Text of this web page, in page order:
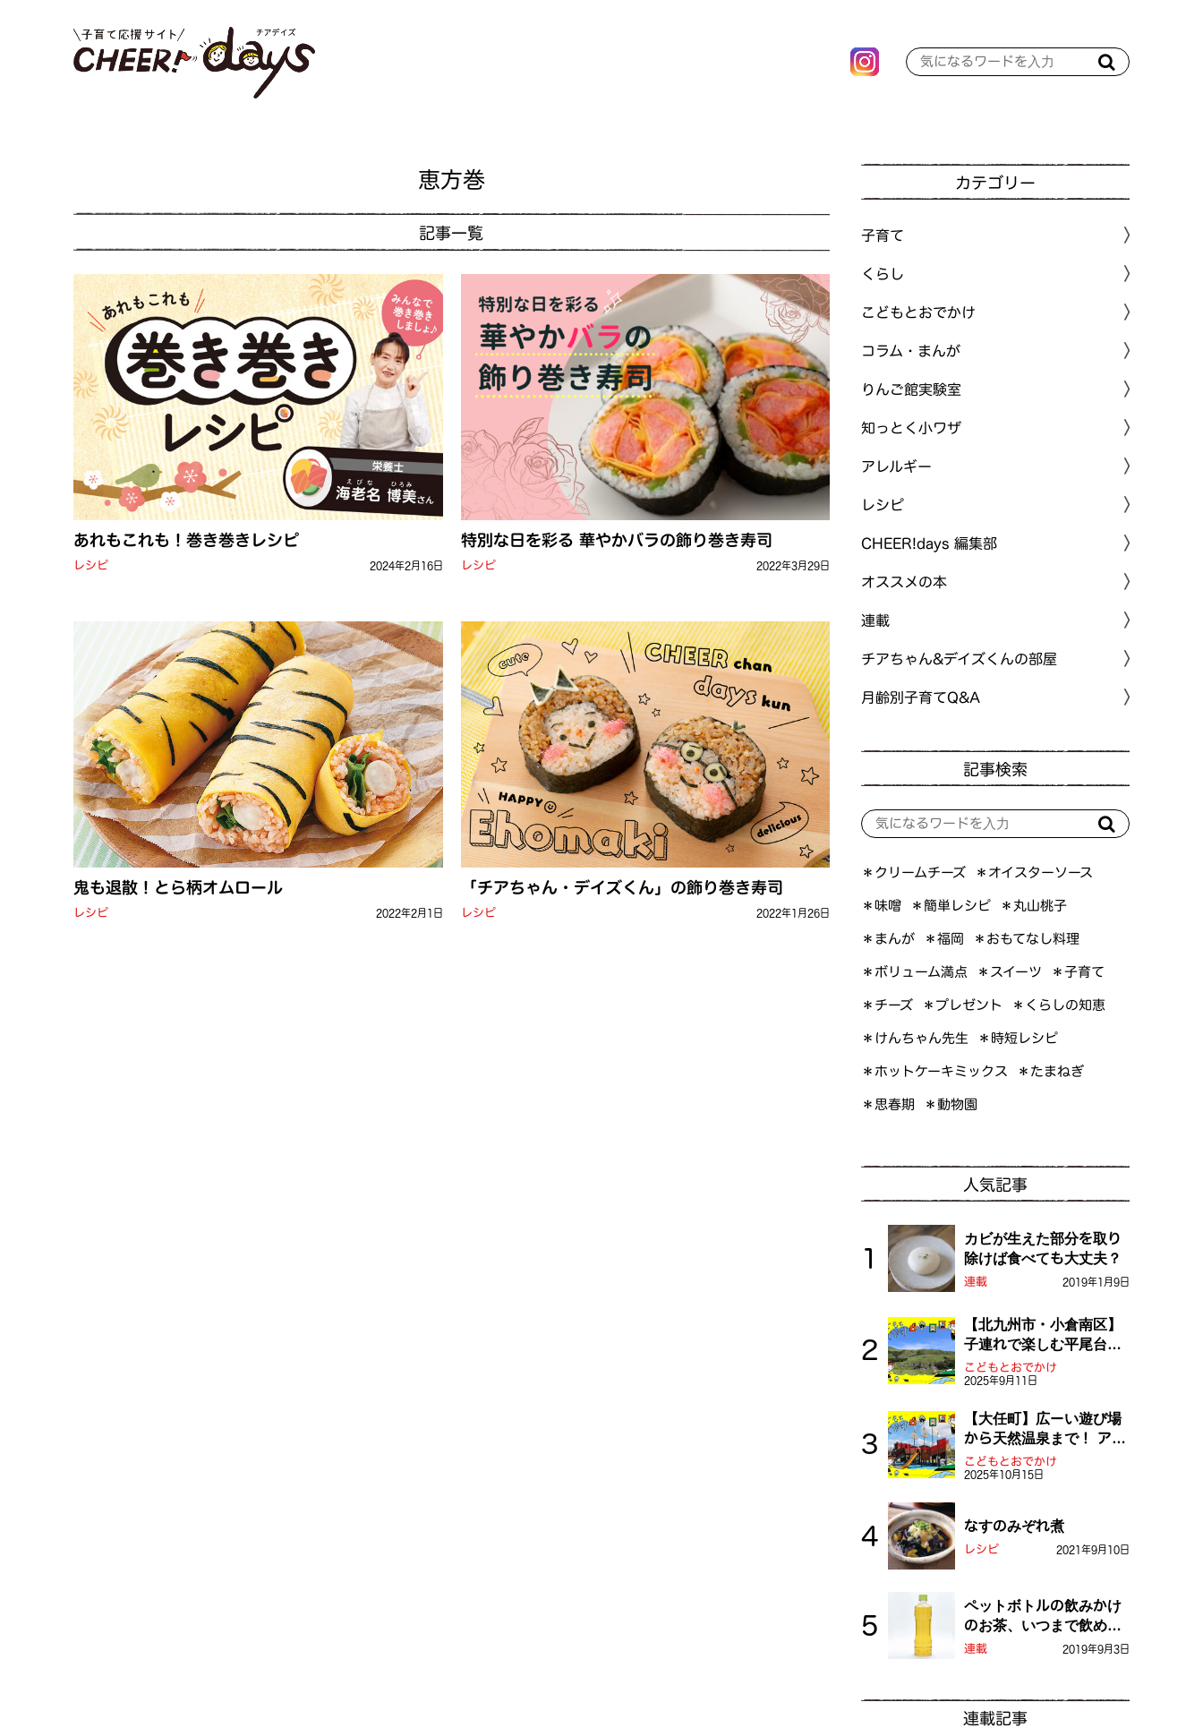
恵方巻
記事一覧
あれもこれも！巻き巻きレシピ
レシピ 2024年2月16日
特別な日を彩る 華やかバラの飾り巻き寿司
レシピ 2022年3月29日
鬼も退散！とら柄オムロール
レシピ 2022年2月1日
「チアちゃん・デイズくん」の飾り巻き寿司
レシピ 2022年1月26日
カテゴリー
子育て
くらし
こどもとおでかけ
コラム・まんが
りんご館実験室
知っとく小ワザ
アレルギー
レシピ
CHEER!days 編集部
オススメの本
連載
チアちゃん&デイズくんの部屋
月齢別子育てQ&A
記事検索
＊クリームチーズ ＊オイスターソース
＊味噌 ＊簡単レシピ ＊丸山桃子
＊まんが ＊福岡 ＊おもてなし料理
＊ボリューム満点 ＊スイーツ ＊子育て
＊チーズ ＊プレゼント ＊くらしの知恵
＊けんちゃん先生 ＊時短レシピ
＊ホットケーキミックス ＊たまねぎ
＊思春期 ＊動物園
人気記事
カビが生えた部分を取り
除けば食べても大丈夫？
連載 2019年1月9日
【北九州市・小倉南区】
子連れで楽しむ平尾台！
ふしぎな草原や千仏鍾乳
洞を探検しよう！
こどもとおでかけ
2025年9月11日
【大任町】広ーい遊び場
から天然温泉まで！ アミ
ューズメントな道の駅・
おおとう桜街道
こどもとおでかけ
2025年10月15日
なすのみぞれ煮
レシピ 2021年9月10日
ペットボトルの飲みかけ
のお茶、いつまで飲め
る？
連載 2019年9月3日
連載記事